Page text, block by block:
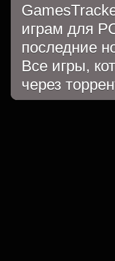
играм для
последние
Все игры,
через